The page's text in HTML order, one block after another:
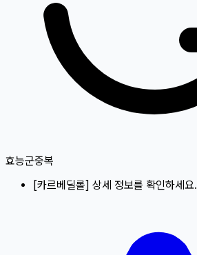
효능군중복
[카르베딜롤] 상세 정보를 확인하세요.